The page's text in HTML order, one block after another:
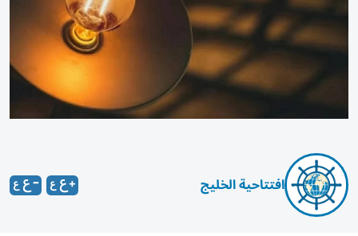
افتتاحية الخليج